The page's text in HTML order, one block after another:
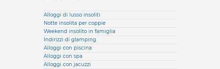
Alloggi di lusso insoliti
Notte insolita per coppie
Weekend insolito in famiglia
Indirizzi di glamping
Alloggi con piscina
Alloggi con spa
Alloggi con jacuzzi